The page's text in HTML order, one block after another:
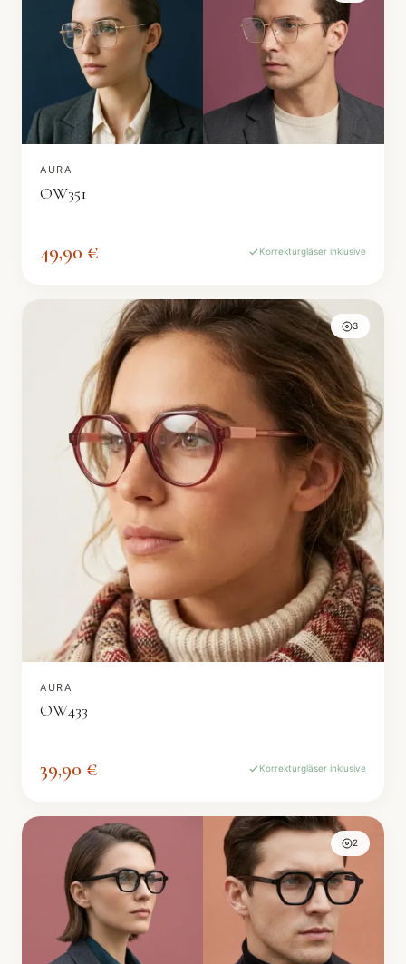
AURA
OW351
49,90 € Korrekturgläser inklusive
3
AURA
OW433
39,90 € Korrekturgläser inklusive
2